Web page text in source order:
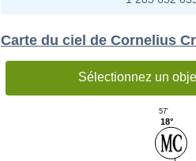
Carte du ciel de Cornelius
Sélectionnez un
18°
57'